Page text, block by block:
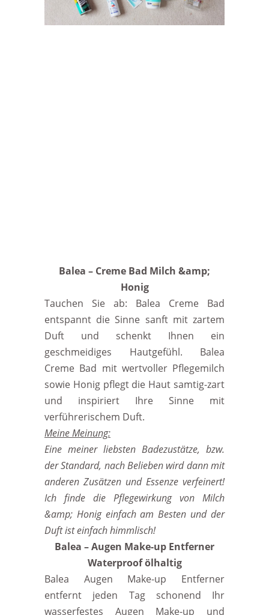
Balea – Creme Bad Milch &amp;
Honig
Tauchen Sie ab: Balea Creme Bad
entspannt die Sinne sanft mit zartem
Duft und schenkt Ihnen ein
geschmeidiges Hautgefühl. Balea
Creme Bad mit wertvoller Pflegemilch
sowie Honig pflegt die Haut samtig-zart
und inspiriert Ihre Sinne mit
verführerischem Duft.
Meine Meinung:
Eine meiner liebsten Badezustätze, bzw.
der Standard, nach Belieben wird dann mit
anderen Zusätzen und Essenze verfeinert!
Ich finde die Pflegewirkung von Milch
&amp; Honig einfach am Besten und der
Duft ist einfach himmlisch!
Balea – Augen Make-up Entferner
Waterproof ölhaltig
Balea Augen Make-up Entferner
entfernt jeden Tag schonend Ihr
wasserfestes Augen Make-up und